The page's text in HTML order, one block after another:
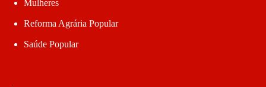
Mulheres
Reforma Agrária Popular
Saúde Popular